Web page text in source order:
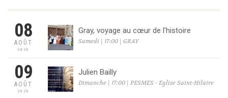
08
AOÛT
2026
Gray, voyage au cœur de l’histoire
Samedi | 17:00 | GRAY
09
AOÛT
2026
Julien Bailly
Dimanche | 17:00 | PESMES - Eglise Saint-Hilaire